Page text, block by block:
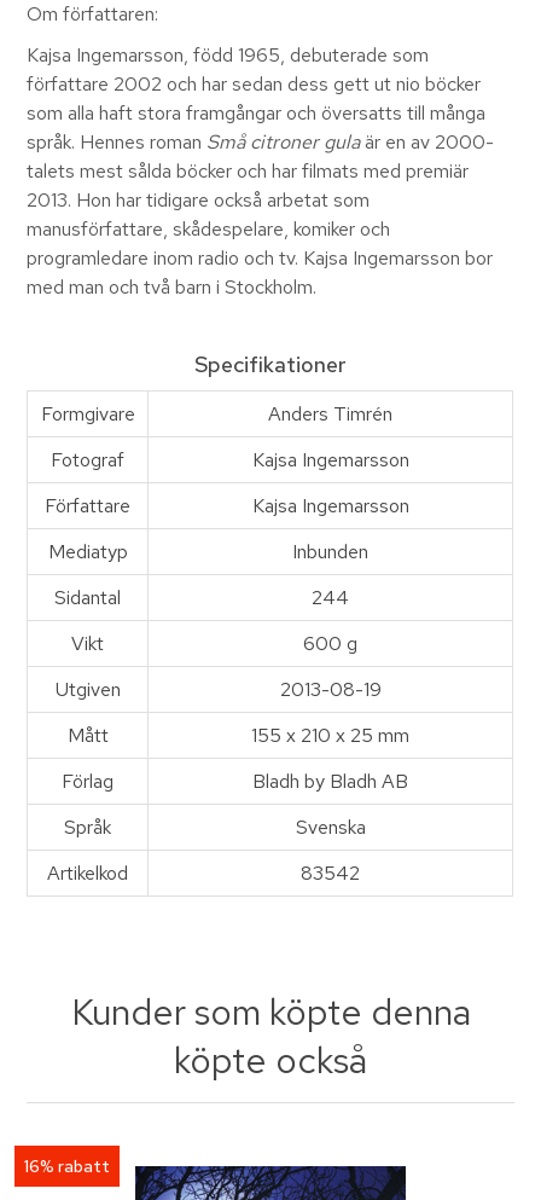
Om författaren:
Kajsa Ingemarsson, född 1965, debuterade som
författare 2002 och har sedan dess gett ut nio böcker
som alla haft stora framgångar och översatts till många
språk. Hennes roman Små citroner gulaär en av 2000-
talets mest sålda böcker och har filmats med premiär
2013. Hon har tidigare också arbetat som
manusförfattare, skådespelare, komiker och
programledare inom radio och tv. Kajsa Ingemarsson bor
med man och två barn i Stockholm.
Specifikationer
Formgivare
Anders Timrén
Fotograf
Kajsa Ingemarsson
Författare
Kajsa Ingemarsson
Mediatyp
Inbunden
Sidantal
244
Vikt
600 g
Utgiven
2013-08-19
Mått
155 x 210 x 25 mm
Förlag
Bladh by Bladh AB
Språk
Svenska
Artikelkod
83542
Kunder som köpte denna
köpte också
16% rabatt